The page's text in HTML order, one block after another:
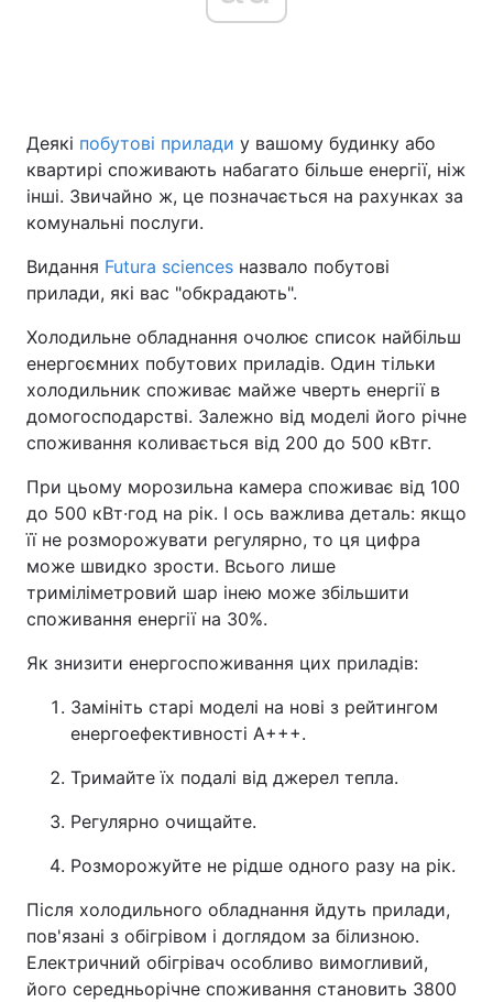
Деякі побутові прилади у вашому будинку або
квартирі споживають набагато більше енергії, ніж
інші. Звичайно ж, це позначається на рахунках за
комунальні послуги.
Видання Futura sciences назвало побутові
прилади, які вас "обкрадають".
Холодильне обладнання очолює список найбільш
енергоємних побутових приладів. Один тільки
холодильник споживає майже чверть енергії в
домогосподарстві. Залежно від моделі його річне
споживання коливається від 200 до 500 кВтг.
При цьому морозильна камера споживає від 100
до 500 кВт·год на рік. І ось важлива деталь: якщо
її не розморожувати регулярно, то ця цифра
може швидко зрости. Всього лише
триміліметровий шар інею може збільшити
споживання енергії на 30%.
Як знизити енергоспоживання цих приладів:
Замініть старі моделі на нові з рейтингом
енергоефективності A+++.
Тримайте їх подалі від джерел тепла.
Регулярно очищайте.
Розморожуйте не рідше одного разу на рік.
Після холодильного обладнання йдуть прилади,
пов'язані з обігрівом і доглядом за білизною.
Електричний обігрівач особливо вимогливий,
його середньорічне споживання становить 3800